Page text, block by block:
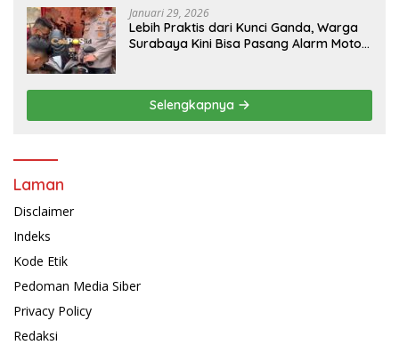
Januari 29, 2026
Lebih Praktis dari Kunci Ganda, Warga
Surabaya Kini Bisa Pasang Alarm Motor
Selengkapnya
Laman
Disclaimer
Indeks
Kode Etik
Pedoman Media Siber
Privacy Policy
Redaksi